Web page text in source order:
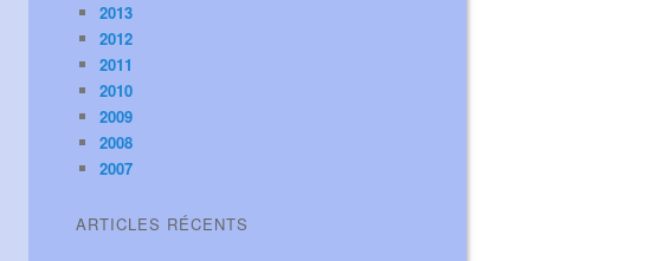
2013
2012
2011
2010
2009
2008
2007
ARTICLES RÉCENTS